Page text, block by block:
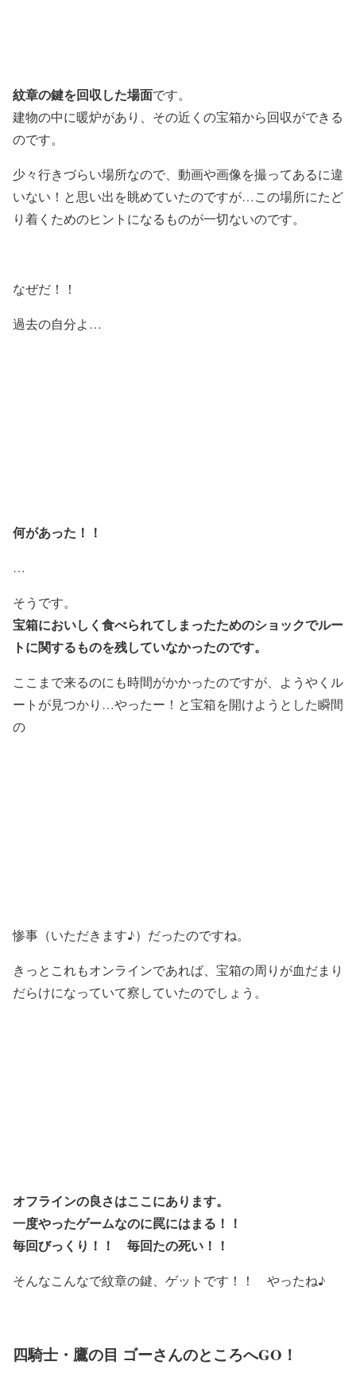
紋章の鍵を回収した場面です。
建物の中に暖炉があり、その近くの宝箱から回収ができる
のです。
少々行きづらい場所なので、動画や画像を撮ってあるに違
いない！と思い出を眺めていたのですが…この場所にたど
り着くためのヒントになるものが一切ないのです。
なぜだ！！
過去の自分よ…
何があった！！
…
そうです。
宝箱においしく食べられてしまったためのショックでルー
トに関するものを残していなかったのです。
ここまで来るのにも時間がかかったのですが、ようやくル
ートが見つかり…やったー！と宝箱を開けようとした瞬間
の
惨事（いただきます♪）だったのですね。
きっとこれもオンラインであれば、宝箱の周りが血だまり
だらけになっていて察していたのでしょう。
オフラインの良さはここにあります。
一度やったゲームなのに罠にはまる！！
毎回びっくり！！ 毎回たの死い！！
そんなこんなで紋章の鍵、ゲットです！！ やったね♪
四騎士・鷹の目 ゴーさんのところへGO！